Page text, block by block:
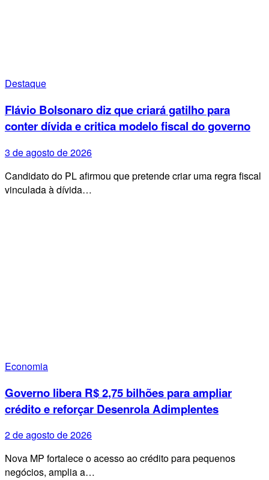
Destaque
Flávio Bolsonaro diz que criará gatilho para
conter dívida e critica modelo fiscal do governo
3 de agosto de 2026
Candidato do PL afirmou que pretende criar uma regra fiscal
vinculada à dívida…
Economia
Governo libera R$ 2,75 bilhões para ampliar
crédito e reforçar Desenrola Adimplentes
2 de agosto de 2026
Nova MP fortalece o acesso ao crédito para pequenos
negócios, amplia a…